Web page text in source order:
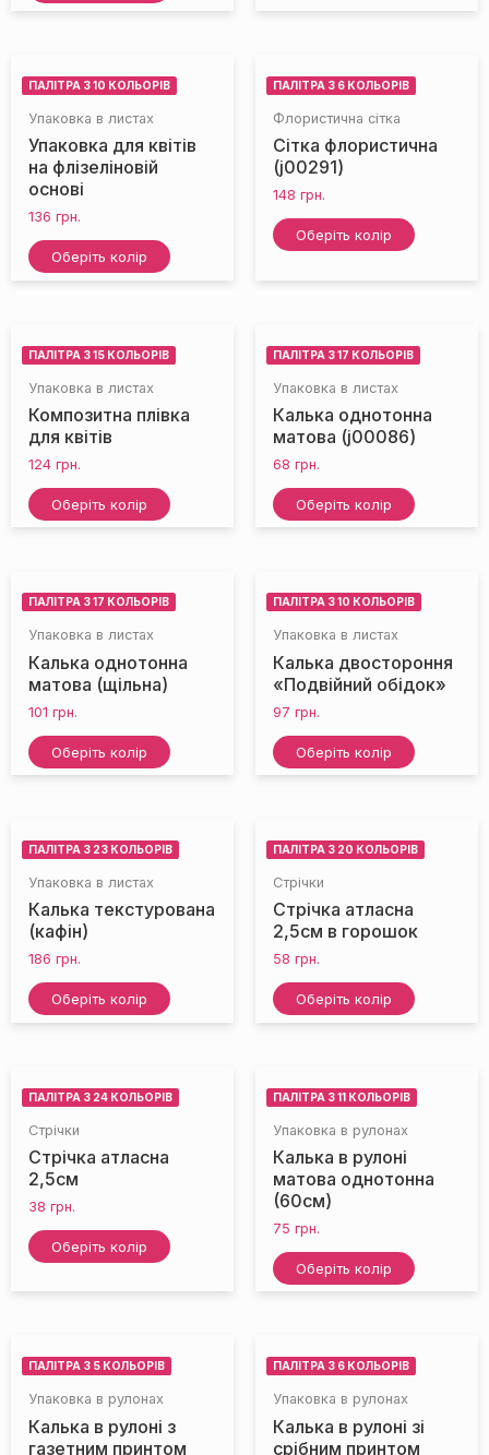
ПАЛІТРА З 10 КОЛЬОРІВ
Упаковка в листах
Упаковка для квітів
на флізеліновій
основі
136 грн.
Оберіть колір
ПАЛІТРА З 6 КОЛЬОРІВ
Флористична сітка
Сітка флористична
(j00291)
148 грн.
Оберіть колір
ПАЛІТРА З 15 КОЛЬОРІВ
Упаковка в листах
Композитна плівка
для квітів
124 грн.
Оберіть колір
ПАЛІТРА З 17 КОЛЬОРІВ
Упаковка в листах
Калька однотонна
матова (j00086)
68 грн.
Оберіть колір
ПАЛІТРА З 17 КОЛЬОРІВ
Упаковка в листах
Калька однотонна
матова (щільна)
101 грн.
Оберіть колір
ПАЛІТРА З 10 КОЛЬОРІВ
Упаковка в листах
Калька двостороння
«Подвійний обідок»
97 грн.
Оберіть колір
ПАЛІТРА З 23 КОЛЬОРІВ
Упаковка в листах
Калька текстурована
(кафін)
186 грн.
Оберіть колір
ПАЛІТРА З 20 КОЛЬОРІВ
Стрічки
Стрічка атласна
2,5см в горошок
58 грн.
Оберіть колір
ПАЛІТРА З 24 КОЛЬОРІВ
Стрічки
Стрічка атласна
2,5см
38 грн.
Оберіть колір
ПАЛІТРА З 11 КОЛЬОРІВ
Упаковка в рулонах
Калька в рулоні
матова однотонна
(60см)
75 грн.
Оберіть колір
ПАЛІТРА З 5 КОЛЬОРІВ
Упаковка в рулонах
Калька в рулоні з
газетним принтом
ПАЛІТРА З 6 КОЛЬОРІВ
Упаковка в рулонах
Калька в рулоні зі
срібним принтом